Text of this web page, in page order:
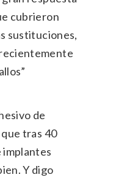
cubrieron
sustituciones,
de
tras 40
implantes
Y digo